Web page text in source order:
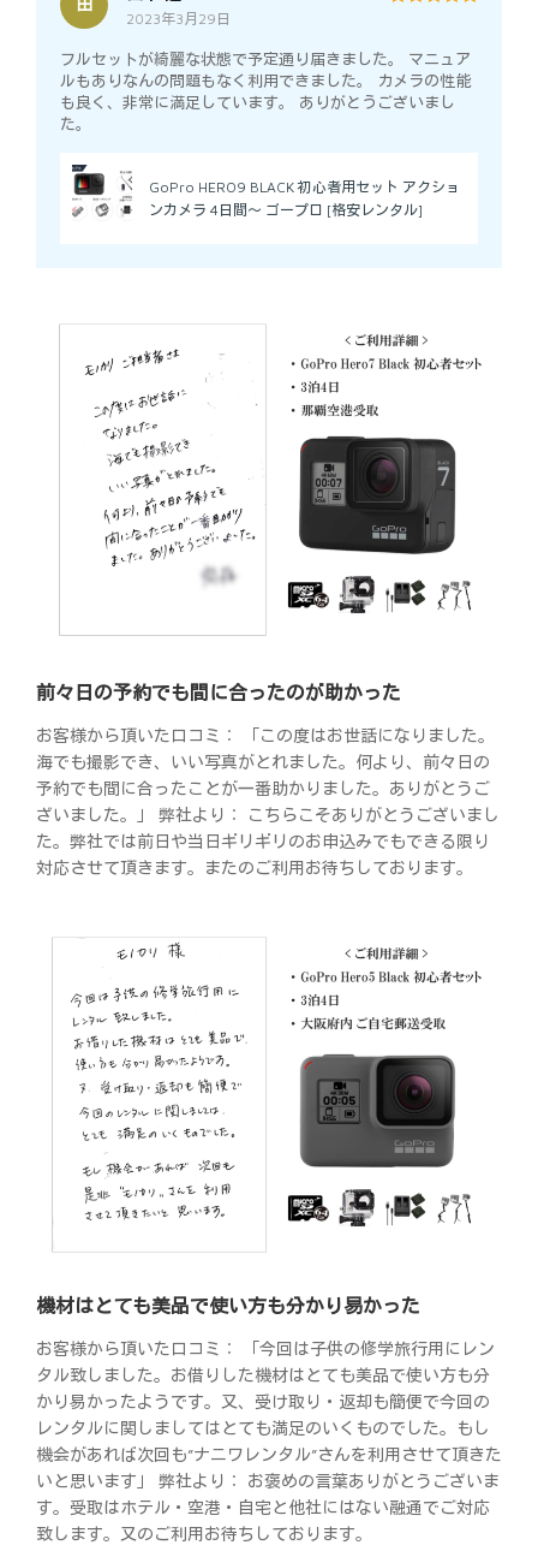
田
2023年3月29日
フルセットが綺麗な状態で予定通り届きました。 マニュア
ルもありなんの問題もなく利用できました。 カメラの性能
も良く、非常に満足しています。 ありがとうございまし
た。
GoPro HERO9 BLACK 初心者用セット アクショ
ンカメラ 4日間～ ゴープロ [格安レンタル]
前々日の予約でも間に合ったのが助かった
お客様から頂いた口コミ： 「この度はお世話になりました。
海でも撮影でき、いい写真がとれました。何より、前々日の
予約でも間に合ったことが一番助かりました。ありがとうご
ざいました。」 弊社より： こちらこそありがとうございまし
た。弊社では前日や当日ギリギリのお申込みでもできる限り
対応させて頂きます。またのご利用お待ちしております。
機材はとても美品で使い方も分かり易かった
お客様から頂いた口コミ： 「今回は子供の修学旅行用にレン
タル致しました。お借りした機材はとても美品で使い方も分
かり易かったようです。又、受け取り・返却も簡便で今回の
レンタルに関しましてはとても満足のいくものでした。もし
機会があれば次回も”ナニワレンタル”さんを利用させて頂きた
いと思います」 弊社より： お褒めの言葉ありがとうございま
す。受取はホテル・空港・自宅と他社にはない融通でご対応
致します。又のご利用お待ちしております。